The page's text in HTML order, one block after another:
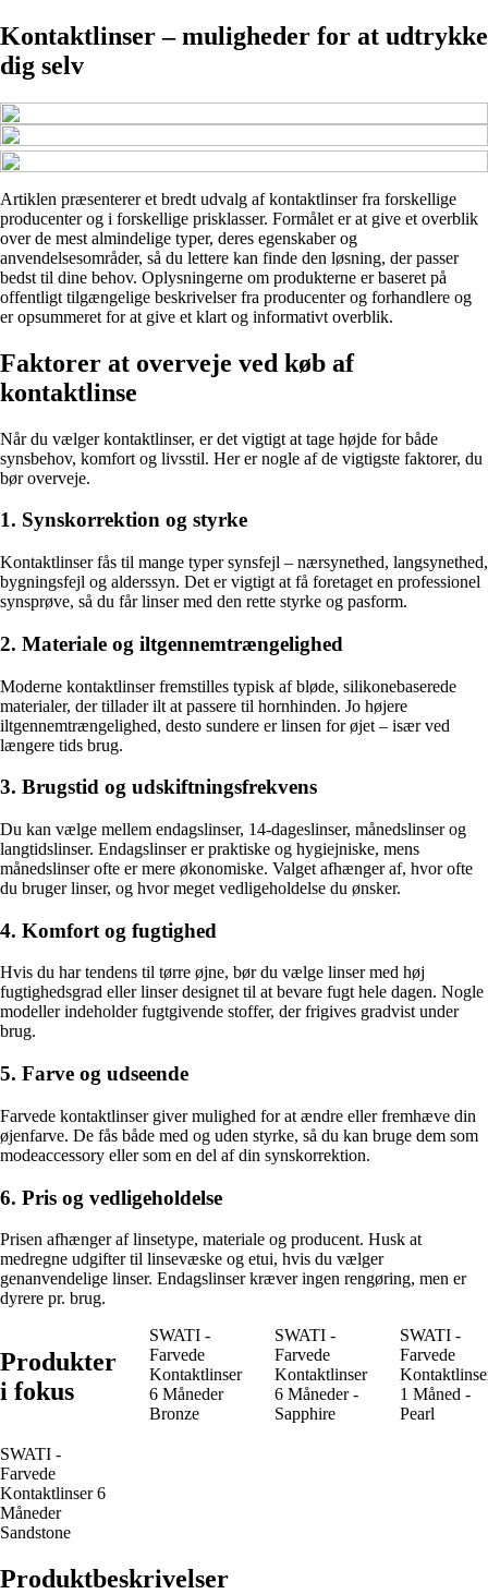
Kontaktlinser – muligheder for at udtrykke
dig selv
Artiklen præsenterer et bredt udvalg af kontaktlinser fra forskellige
producenter og i forskellige prisklasser. Formålet er at give et overblik
over de mest almindelige typer, deres egenskaber og
anvendelsesområder, så du lettere kan finde den løsning, der passer
bedst til dine behov. Oplysningerne om produkterne er baseret på
offentligt tilgængelige beskrivelser fra producenter og forhandlere og
er opsummeret for at give et klart og informativt overblik.
Faktorer at overveje ved køb af
kontaktlinse
Når du vælger kontaktlinser, er det vigtigt at tage højde for både
synsbehov, komfort og livsstil. Her er nogle af de vigtigste faktorer, du
bør overveje.
1. Synskorrektion og styrke
Kontaktlinser fås til mange typer synsfejl – nærsynethed, langsynethed,
bygningsfejl og alderssyn. Det er vigtigt at få foretaget en professionel
synsprøve, så du får linser med den rette styrke og pasform.
2. Materiale og iltgennemtrængelighed
Moderne kontaktlinser fremstilles typisk af bløde, silikonebaserede
materialer, der tillader ilt at passere til hornhinden. Jo højere
iltgennemtrængelighed, desto sundere er linsen for øjet – især ved
længere tids brug.
3. Brugstid og udskiftningsfrekvens
Du kan vælge mellem endagslinser, 14-dageslinser, månedslinser og
langtidslinser. Endagslinser er praktiske og hygiejniske, mens
månedslinser ofte er mere økonomiske. Valget afhænger af, hvor ofte
du bruger linser, og hvor meget vedligeholdelse du ønsker.
4. Komfort og fugtighed
Hvis du har tendens til tørre øjne, bør du vælge linser med høj
fugtighedsgrad eller linser designet til at bevare fugt hele dagen. Nogle
modeller indeholder fugtgivende stoffer, der frigives gradvist under
brug.
5. Farve og udseende
Farvede kontaktlinser giver mulighed for at ændre eller fremhæve din
øjenfarve. De fås både med og uden styrke, så du kan bruge dem som
modeaccessory eller som en del af din synskorrektion.
6. Pris og vedligeholdelse
Prisen afhænger af linsetype, materiale og producent. Husk at
medregne udgifter til linsevæske og etui, hvis du vælger
genanvendelige linser. Endagslinser kræver ingen rengøring, men er
dyrere pr. brug.
Produkter
i fokus
SWATI -
Farvede
Kontaktlinser
6 Måneder
Bronze
SWATI -
Farvede
Kontaktlinser
6 Måneder -
Sapphire
SWATI -
Farvede
1 Måned -
Pearl
SWATI -
Farvede
Kontaktlinser 6
Måneder
Sandstone
Produktbeskrivelser